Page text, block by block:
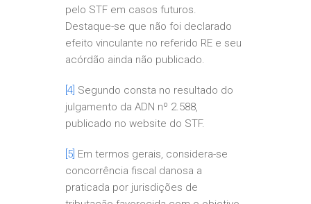
pelo STF em casos futuros.
Destaque-se que não foi declarado
efeito vinculante no referido RE e seu
acórdão ainda não publicado.
[4] Segundo consta no resultado do
julgamento da ADN nº 2.588,
publicado no website do STF.
[5] Em termos gerais, considera-se
concorrência fiscal danosa a
praticada por jurisdições de